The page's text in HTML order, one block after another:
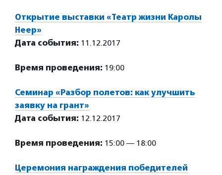
Открытие выставки «Театр жизни Каролы
Неер»
Дата события: 11.12.2017
Время проведения: 19:00
Семинар «Разбор полетов: как улучшить
заявку на грант»
Дата события: 12.12.2017
Время проведения: 15:00 — 18:00
Церемония награждения победителей